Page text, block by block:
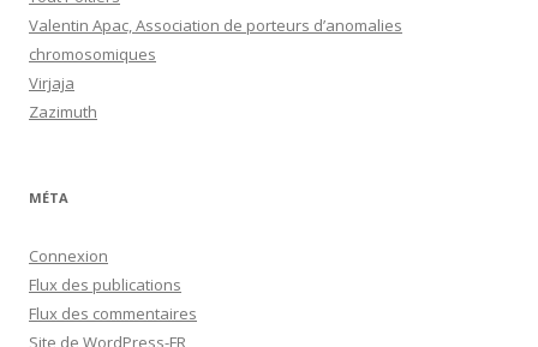
Valentin Apac, Association de porteurs d’anomalies
chromosomiques
Virjaja
Zazimuth
MÉTA
Connexion
Flux des publications
Flux des commentaires
Site de WordPress-FR